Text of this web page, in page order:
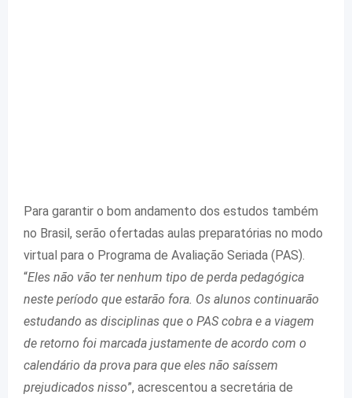
Para garantir o bom andamento dos estudos também
no Brasil, serão ofertadas aulas preparatórias no modo
virtual para o Programa de Avaliação Seriada (PAS).
“Eles não vão ter nenhum tipo de perda pedagógica
neste período que estarão fora. Os alunos continuarão
estudando as disciplinas que o PAS cobra e a viagem
de retorno foi marcada justamente de acordo com o
calendário da prova para que eles não saíssem
prejudicados nisso”, acrescentou a secretária de